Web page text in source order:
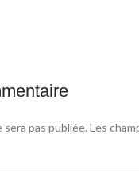
pas publiée. Les